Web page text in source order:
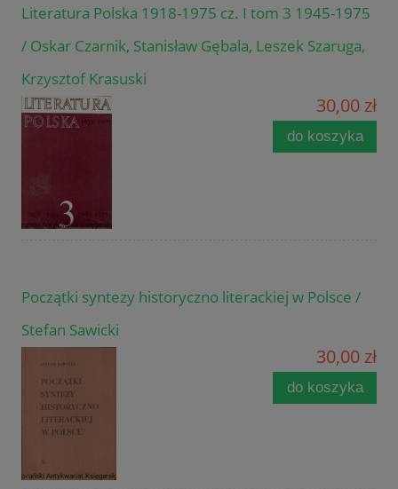
Literatura Polska 1918-1975 cz. I tom 3 1945-1975
/ Oskar Czarnik, Stanisław Gębala, Leszek Szaruga,
Krzysztof Krasuski
30,00 zł
do koszyka
Początki syntezy historyczno literackiej w Polsce /
Stefan Sawicki
30,00 zł
do koszyka